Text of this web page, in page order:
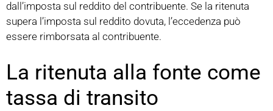
dall’imposta sul reddito del contribuente. Se la ritenuta
supera l’imposta sul reddito dovuta, l’eccedenza può
essere rimborsata al contribuente.
La ritenuta alla fonte come
tassa di transito